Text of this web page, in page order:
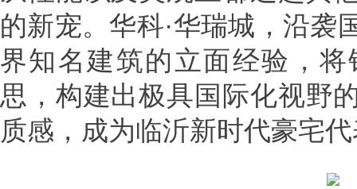
的新宠。华科·华瑞城，沿袭
界知名建筑的立面经验，
思，构建出极具国际化视野
质感，成为临沂新时代豪宅